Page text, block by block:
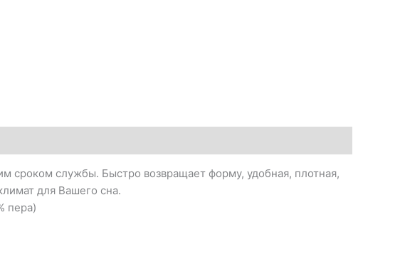
службы. Быстро возвращает форму, удобная, плотная,
для Вашего сна.
пера)